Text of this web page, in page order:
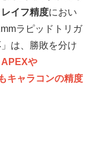
レイフ精度におい
ラピッドトリガ
は、勝敗を分け
APEXや
キャラコンの精度